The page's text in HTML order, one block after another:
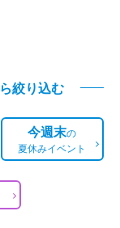
絞り込む
今週末の
夏休みイベント